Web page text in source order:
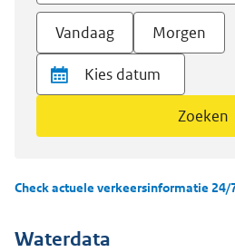
Vandaag Morgen
Zoeken
Check actuele verkeersinformatie 24/
Waterdata